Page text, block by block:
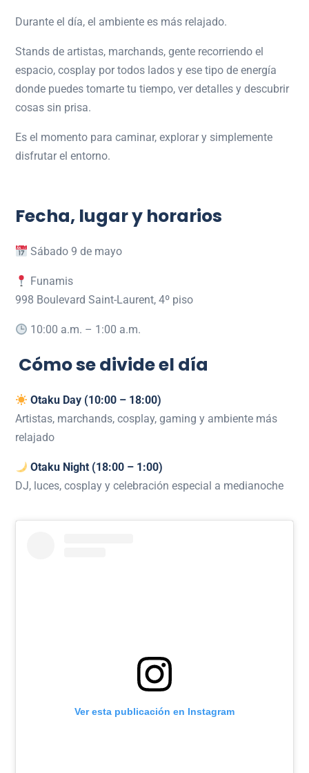
Durante el día, el ambiente es más relajado.
Stands de artistas, marchands, gente recorriendo el
espacio, cosplay por todos lados y ese tipo de energía
donde puedes tomarte tu tiempo, ver detalles y descubrir
cosas sin prisa.
Es el momento para caminar, explorar y simplemente
disfrutar el entorno.
Fecha, lugar y horarios
Sábado 9 de mayo
Funamis
998 Boulevard Saint-Laurent, 4º piso
10:00 a.m. – 1:00 a.m.
Cómo se divide el día
Otaku Day (10:00 – 18:00)
Artistas, marchands, cosplay, gaming y ambiente más
relajado
Otaku Night (18:00 – 1:00)
DJ, luces, cosplay y celebración especial a medianoche
Ver esta publicación en Instagram